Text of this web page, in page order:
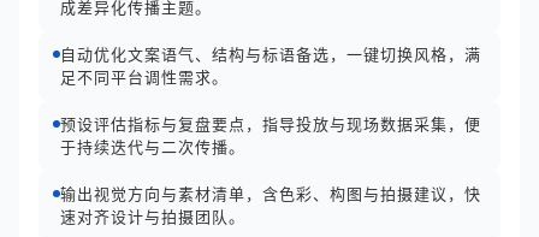
成差异化传播主题。
自动优化文案语气、结构与标语备选，一键切换风格，满
足不同平台调性需求。
预设评估指标与复盘要点，指导投放与现场数据采集，便
于持续迭代与二次传播。
输出视觉方向与素材清单，含色彩、构图与拍摄建议，快
速对齐设计与拍摄团队。